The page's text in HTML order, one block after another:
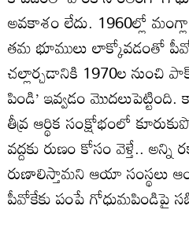
అవకాశం లేదు. 1960ల్లో
తమ భూములు లాక్కోవడంతో
చల్లార్చడానికి 1970ల నుంచి
పిండి’ ఇవ్వడం
తీవ్ర ఆర్థిక సంక్షోభంలో
వద్దకు రుణం కోసం వెళ్తే..
రుణాలిస్తామని ఆయా సంస్థలు
పీవోకేకు పంపే గోధుమపిండిపై